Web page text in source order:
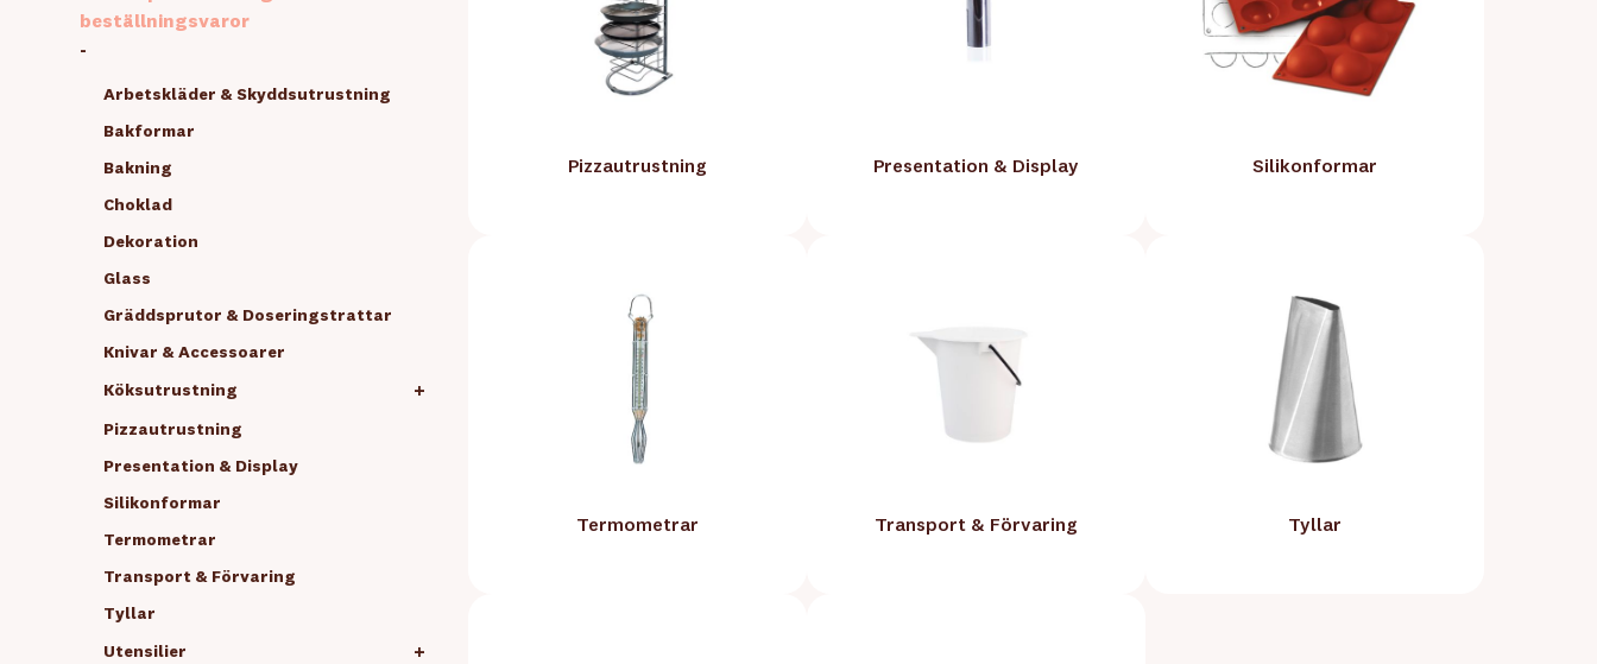
beställningsvaror
-
Arbetskläder & Skyddsutrustning
Bakformar
Bakning
Choklad
Dekoration
Glass
Gräddsprutor & Doseringstrattar
Knivar & Accessoarer
Köksutrustning +
Pizzautrustning
Presentation & Display
Silikonformar
Termometrar
Transport & Förvaring
Tyllar
Utensilier +
Pizzautrustning Presentation & Display Silikonformar
Termometrar Transport & Förvaring Tyllar